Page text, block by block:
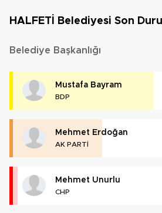
HALFETİ Belediyesi Son
Belediye Başkanlığı
Mustafa Bayram
BDP
Mehmet Erdoğan
AK PARTİ
Mehmet Unurlu
CHP